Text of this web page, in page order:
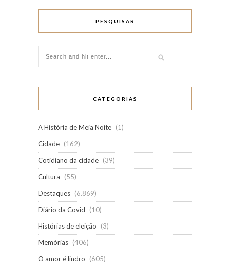
PESQUISAR
CATEGORIAS
A História de Meia Noite (1)
Cidade (162)
Cotidiano da cidade (39)
Cultura
(55)
Destaques (6.869)
Diário da Covid
(10)
Histórias de eleição
(3)
Memórias (406)
O amor é lindro
(605)